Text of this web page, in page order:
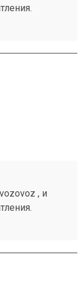
загрузке
, и